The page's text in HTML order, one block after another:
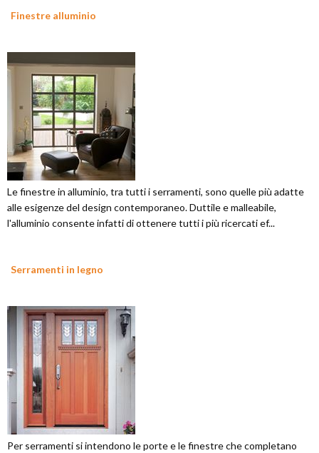
Finestre alluminio
Le finestre in alluminio, tra tutti i serramenti, sono quelle più adatte
alle esigenze del design contemporaneo. Duttile e malleabile,
l'alluminio consente infatti di ottenere tutti i più ricercati ef...
Serramenti in legno
Per serramenti si intendono le porte e le finestre che completano